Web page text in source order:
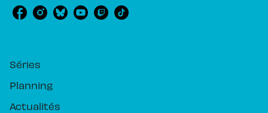
Séries
Planning
Actualités